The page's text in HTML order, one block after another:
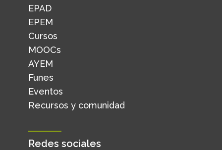
EPAD
EPEM
Cursos
MOOCs
AYEM
Funes
Eventos
Recursos y comunidad
Redes sociales